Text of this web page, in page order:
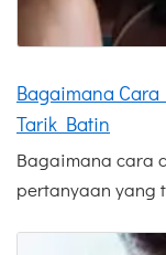
Bagaimana
Tarik Batin
Bagaimana cara
pertanyaan yang